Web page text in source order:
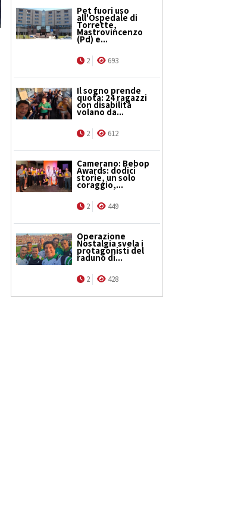
Pet fuori uso
all'Ospedale di
Torrette,
Mastrovincenzo
(Pd) e...
2 693
Il sogno prende
quota: 24 ragazzi
con disabilità
volano da...
2 612
Camerano: Bebop
Awards: dodici
storie, un solo
coraggio,...
2 449
Operazione
Nostalgia svela i
protagonisti del
raduno di...
2 428